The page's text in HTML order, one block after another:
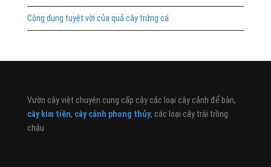
Công dụng tuyệt vời của quả cây trứng cá
Vườn cây việt chuyên cung cấp cây các loại cây cảnh để bàn,
cây kim tiền, cây cảnh phong thủy, các loại cây trái trồng
chậu